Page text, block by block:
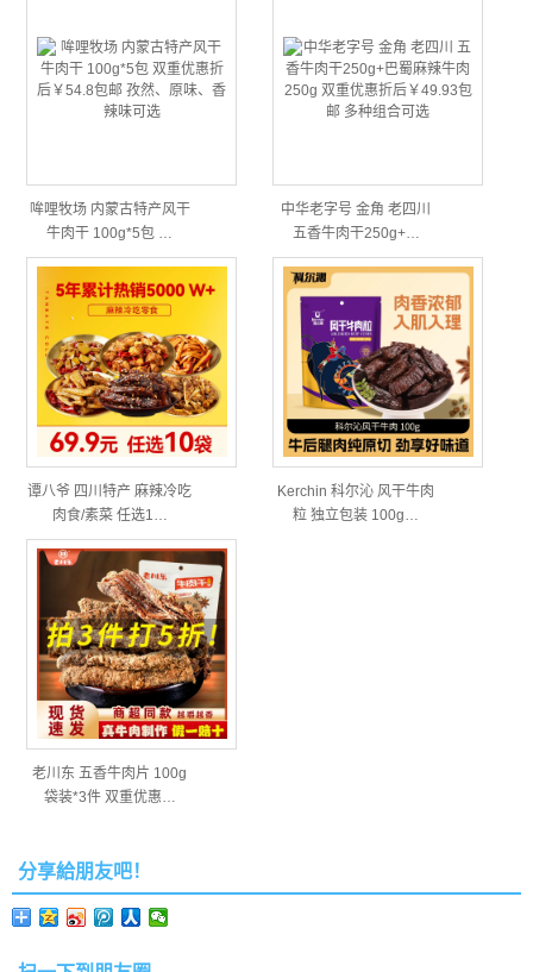
哞哩牧场 内蒙古特产风干
牛肉干 100g*5包 …
中华老字号 金角 老四川
五香牛肉干250g+…
谭八爷 四川特产 麻辣冷吃
肉食/素菜 任选1…
Kerchin 科尔沁 风干牛肉
粒 独立包装 100g…
老川东 五香牛肉片 100g
袋装*3件 双重优惠…
分享給朋友吧！